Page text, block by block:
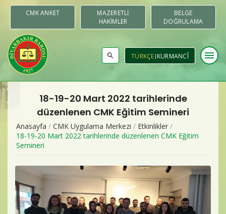
CMK ANKET
MAZERETLI
HAKIMLER
BELGE
DOĞRULAMA
TÜRKÇE KURMANCÎ menu
Baromuz
Merkezler & Komisyonlar
Yayınlar
18-19-20 Mart 2022 tarihlerinde
düzenlenen CMK Eğitim Semineri
Anasayfa / CMK Uygulama Merkezi / Etkinlikler /
18-19-20 Mart 2022 tarihlerinde düzenlenen CMK Eğitim
Semineri